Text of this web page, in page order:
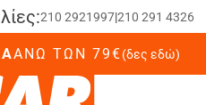
210 2921997|210 291 4326
ΆΝΩ ΤΩΝ 79€(δες εδώ)